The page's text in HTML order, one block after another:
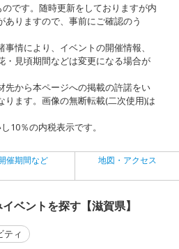
です。随時更新をしておりますが内
りますので、事前にご確認のう
情により、イベントの開催情報、
・見頃期間などは変更になる場合が
から本ページへの掲載の許諾をい
ります。画像の無断転載(二次使用)は
10％の内税表示です。
催期間など 地図・アクセス
ベントを探す【滋賀県】
ティ